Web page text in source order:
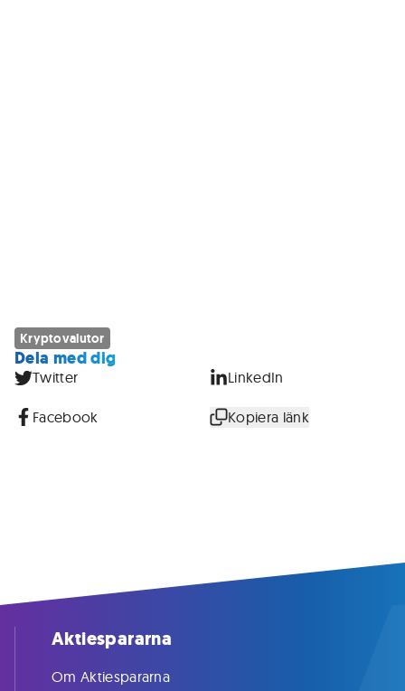
Kryptovalutor
Dela med dig
Twitter LinkedIn
Facebook Kopiera länk
Aktiespararna
Om Aktiespararna